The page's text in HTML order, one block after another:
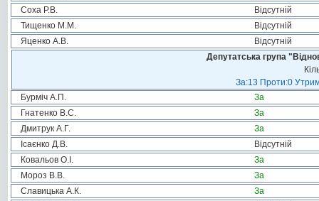
Соха Р.В.
Відсутній
Тищенко М.М.
Відсутній
Яценко А.В.
Відсутній
Депутатська група
За:13 Проти:0
Бурміч А.П.
За
Гнатенко В.С.
За
Дмитрук А.Г.
За
Ісаєнко Д.В.
Відсутній
Ковальов О.І.
За
Мороз В.В.
За
Славицька А.К.
За